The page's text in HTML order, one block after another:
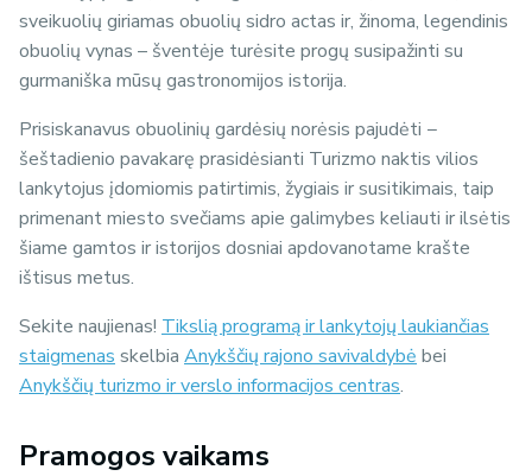
sveikuolių giriamas obuolių sidro actas ir, žinoma, legendinis
obuolių vynas – šventėje turėsite progų susipažinti su
gurmaniška mūsų gastronomijos istorija.
Prisiskanavus obuolinių gardėsių norėsis pajudėti −
šeštadienio pavakarę prasidėsianti Turizmo naktis vilios
lankytojus įdomiomis patirtimis, žygiais ir susitikimais, taip
primenant miesto svečiams apie galimybes keliauti ir ilsėtis
šiame gamtos ir istorijos dosniai apdovanotame krašte
ištisus metus.
Sekite naujienas! Tikslią programą ir lankytojų laukiančias
staigmenas skelbia Anykščių rajono savivaldybė bei
Anykščių turizmo ir verslo informacijos centras.
Pramogos vaikams